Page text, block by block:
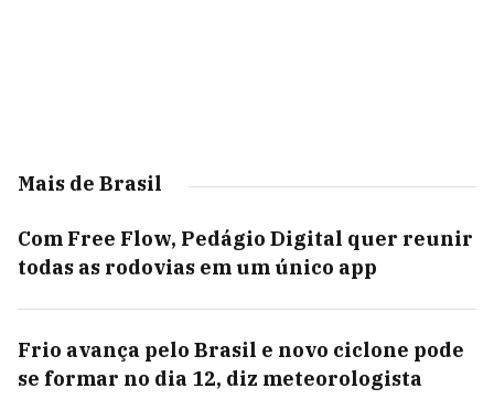
Mais de Brasil
Com Free Flow, Pedágio Digital quer reunir
todas as rodovias em um único app
Frio avança pelo Brasil e novo ciclone pode
se formar no dia 12, diz meteorologista